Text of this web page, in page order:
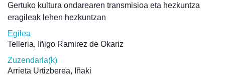
Gertuko kultura ondarearen transmisioa eta hezkuntza
eragileak lehen hezkuntzan
Egilea
Telleria, Iñigo Ramirez de Okariz
Zuzendaria(k)
Arrieta Urtizberea, Iñaki